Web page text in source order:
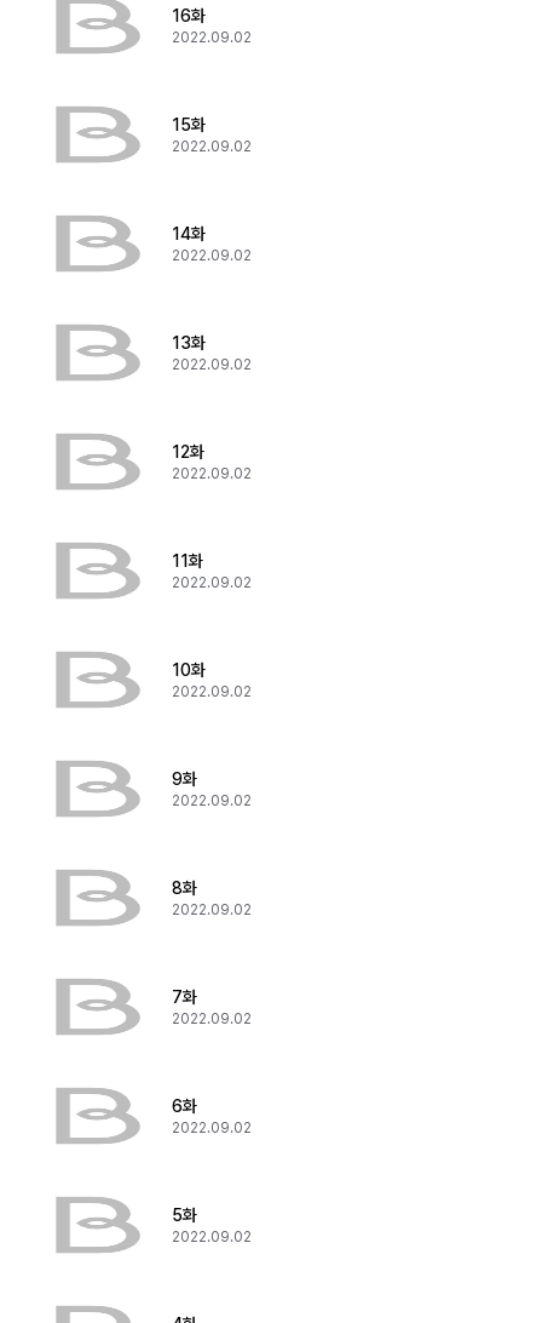
16화
2022.09.02
15화
2022.09.02
14화
2022.09.02
13화
2022.09.02
12화
2022.09.02
11화
2022.09.02
10화
2022.09.02
9화
2022.09.02
8화
2022.09.02
7화
2022.09.02
6화
2022.09.02
5화
2022.09.02